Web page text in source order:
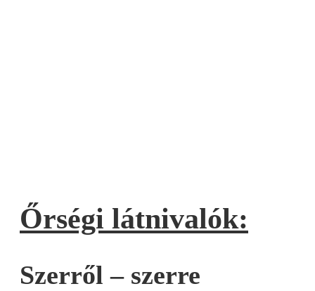
Őrségi látnivalók:
Szerről – szerre